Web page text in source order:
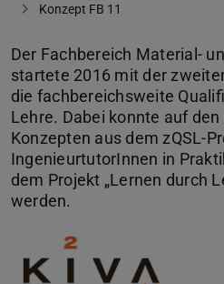
Konzept FB 11
Der Fachbereich Material-
startete 2016 mit der
die fachbereichsweite
Lehre. Dabei konnte auf
Konzepten aus dem zQSL-
IngenieurtutorInnen in
dem Projekt „Lernen durch
werden.